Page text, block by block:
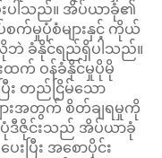
ေးပါသည်။ အိပ်ယာခုံ၏
စက်မှုပုံစံများနှင့် ကိုယ်
လိုဘဲ ခံနိုင်ရည်ရှိပါသည်။
းထက် ဝန်ခံနိုင်မှုပိုမို
ြီး တည်ငြိမ်သော
းအတွက် စိတ်ချရမှုကို
ဒီဇိုင်းသည် အိပ်ယာခုံ
းပြီး အစောပိုင်း